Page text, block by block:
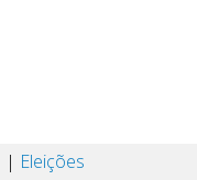
Eleições